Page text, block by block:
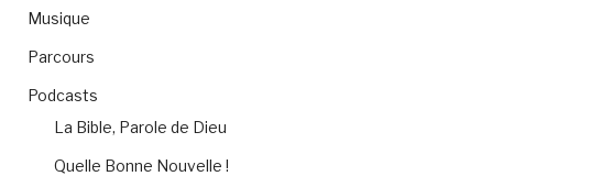
Musique
Parcours
Podcasts
La Bible, Parole de Dieu
Quelle Bonne Nouvelle !